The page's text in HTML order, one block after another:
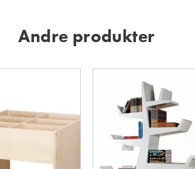
Andre produkter